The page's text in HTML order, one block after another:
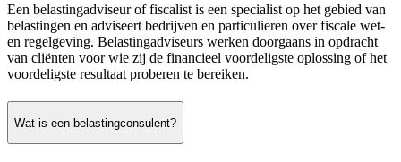
Een belastingadviseur of fiscalist is een specialist op het gebied van
belastingen en adviseert bedrijven en particulieren over fiscale wet-
en regelgeving. Belastingadviseurs werken doorgaans in opdracht
van cliënten voor wie zij de financieel voordeligste oplossing of het
voordeligste resultaat proberen te bereiken.
Wat is een belastingconsulent?